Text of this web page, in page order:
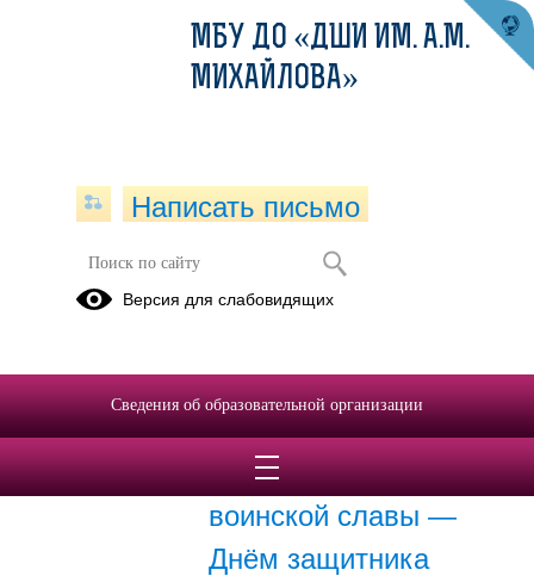
Архив раздела Новости
21.02.2022
Поздравляем с Днём
воинской славы —
Днём защитника
МБУ ДО «ДШИ ИМ. А.М.
МИХАЙЛОВА»
Написать письмо
Версия для слабовидящих
Сведения об образовательной организации